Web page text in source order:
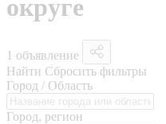
округе
1 объявление
Найти Сбросить фильтры
Город / Область
Город, регион